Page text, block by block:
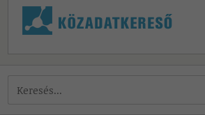
Mire keressünk?